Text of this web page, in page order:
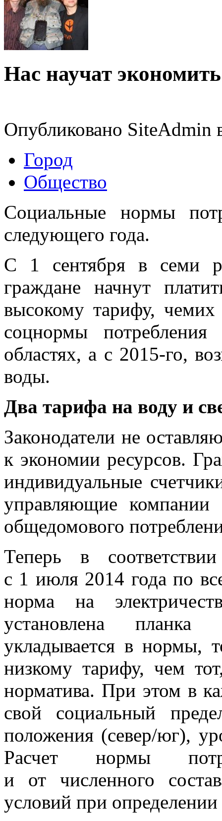
Нас научат
Опубликовано SiteAdmin
Город
Общество
Социальные нормы
следующего года.
С 1 сентября в семи
граждане начнут
высокому тарифу,
соцнормы
областях, а с 2015-го,
воды.
Два тарифа на воду и
Законодатели не
к экономии ресурсов.
индивидуальные
управляющие компании
общедомового
Теперь в
с 1 июля 2014 года по
норма на
установлена
укладывается в нормы,
низкому тарифу, чем
норматива. При этом в
свой социальный
положения (север/юг),
Расчет нормы
и от численного
условий при